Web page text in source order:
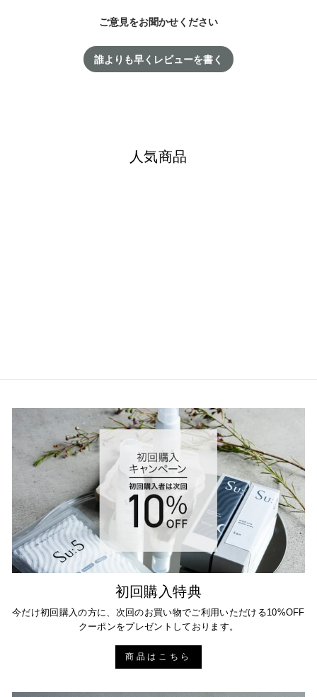
ご意見をお聞かせください
誰よりも早くレビューを書く
人気商品
初回購入特典
今だけ初回購入の方に、次回のお買い物でご利用いただける10%OFF
クーポンをプレゼントしております。
商品はこちら